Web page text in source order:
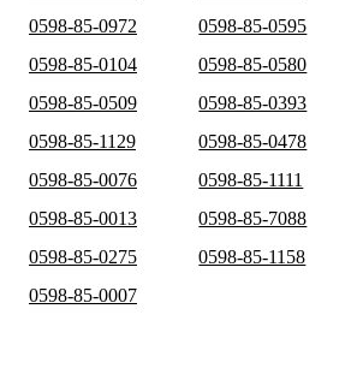
0598-85-0972
0598-85-0595
0598-85-0104
0598-85-0580
0598-85-0509
0598-85-0393
0598-85-1129
0598-85-0478
0598-85-0076
0598-85-1111
0598-85-0013
0598-85-7088
0598-85-0275
0598-85-1158
0598-85-0007